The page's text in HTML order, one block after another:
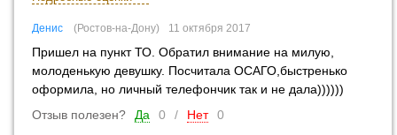
Денис Ростов-на-Дону 11 октября 2017
Пришел на пункт ТО. Обратил внимание на милую,
молоденькую девушку. Посчитала ОСАГО,быстренько
оформила, но личный телефончик так и не дала))))))
Отзыв полезен?
Да 0 / Нет 0